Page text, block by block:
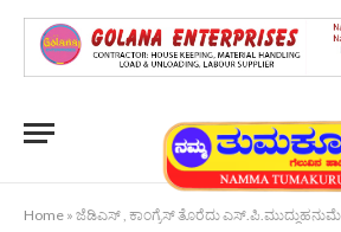
Home » ಜೆಡಿಎಸ್ , ಕಾಂಗ್ರೆಸ್ ತೊರೆದು ಎಸ್.ಪಿ.ಮುದ್ದುಹನುಮೇಗೌಡರ